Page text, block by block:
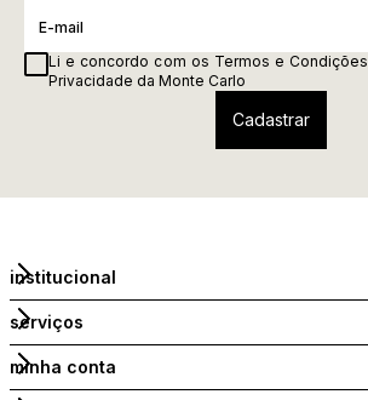
Li e concordo com os Termos e Condições
Privacidade da Monte Carlo
institucional
serviços
minha conta